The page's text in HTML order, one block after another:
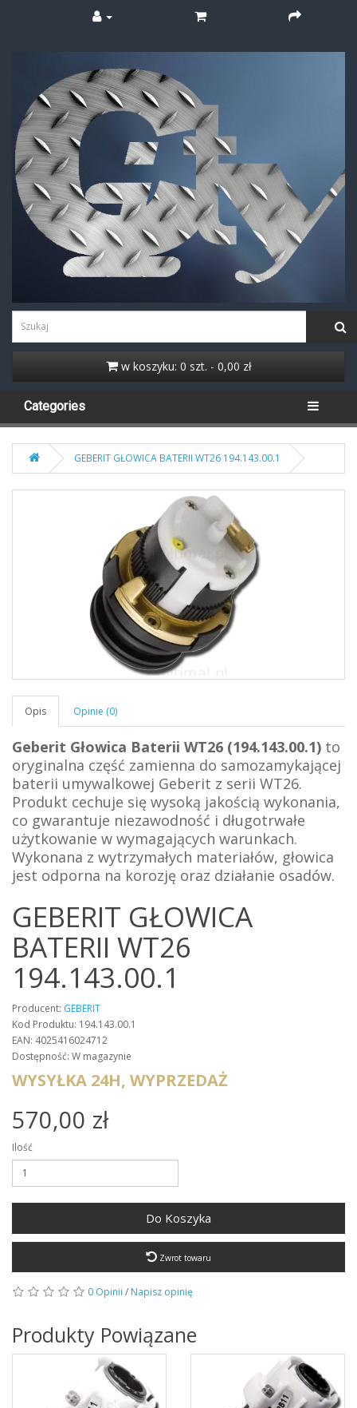
w koszyku: 0 szt. - 0,00 zł
Categories
GEBERIT GŁOWICA BATERII WT26 194.143.00.1
Opis Opinie (0)
Geberit Głowica Baterii WT26 (194.143.00.1) to
oryginalna część zamienna do samozamykającej
baterii umywalkowej Geberit z serii WT26.
Produkt cechuje się wysoką jakością wykonania,
co gwarantuje niezawodność i długotrwałe
użytkowanie w wymagających warunkach.
Wykonana z wytrzymałych materiałów, głowica
jest odporna na korozję oraz działanie osadów.
GEBERIT GŁOWICA
BATERII WT26
194.143.00.1
Producent: GEBERIT
Kod Produktu: 194.143.00.1
EAN: 4025416024712
Dostępność: W magazynie
WYSYŁKA 24H, WYPRZEDAŻ
570,00 zł
Ilość
Do Koszyka
Zwrot towaru
0 Opinii / Napisz opinię
Produkty Powiązane